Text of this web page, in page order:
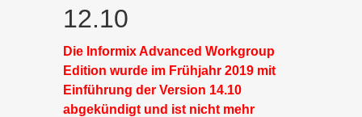
12.10
Die Informix Advanced Workgroup
Edition wurde im Frühjahr 2019 mit
Einführung der Version 14.10
abgekündigt und ist nicht mehr